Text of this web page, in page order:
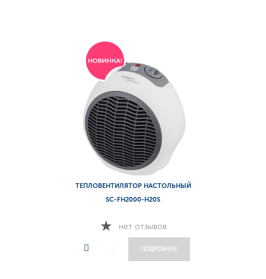
ТЕПЛОВЕНТИЛЯТОР НАСТОЛЬНЫЙ
SC-FH2000-H20S
нет отзывов
ПОДРОБНЕЕ